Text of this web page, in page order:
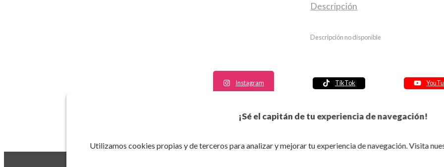
¡Sé el capitán de tu experiencia de navegación!
Utilizamos cookies propias y de terceros para analizar y mejorar tu experiencia de navegación. Visita
Descripción
Descripción no disponible
Instagram TikTok
Política de seguridad